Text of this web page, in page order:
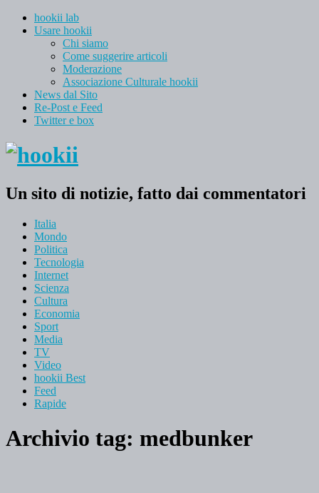
hookii lab
Usare hookii
Chi siamo
Come suggerire articoli
Moderazione
Associazione Culturale hookii
News dal Sito
Re-Post e Feed
Twitter e box
Un sito di notizie, fatto dai commentatori
Italia
Mondo
Politica
Tecnologia
Internet
Scienza
Cultura
Economia
Sport
Media
TV
Video
hookii Best
Feed
Rapide
Archivio tag: medbunker